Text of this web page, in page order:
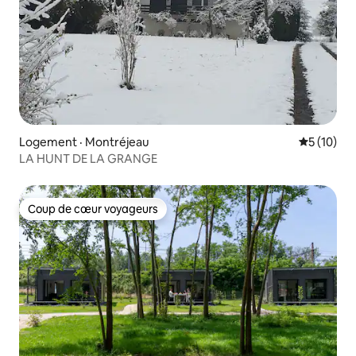
Logement · Montréjeau Note
5 (10)
LA HUNT DE LA GRANGE
Coup de cœur voyageurs
Coup de cœur voyageurs